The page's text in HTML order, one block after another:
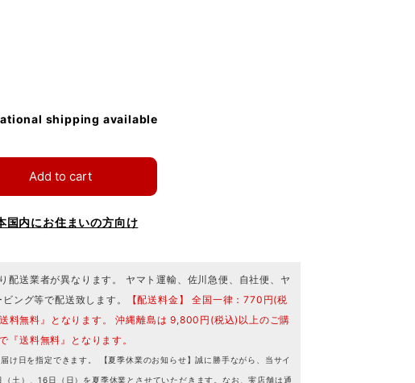
shipping available
Add to cart
国内にお住まいの方向け
配送業者が異なります。 ヤマト運輸、佐川急便、自社便、ヤ
ング等で配送致します。
【配送料金】 全国一律：770円(税
料無料』となります。 沖縄離島は 9,800円(税込)以上のご購
『送料無料』となります。
け日を指定できます。 【夏季休業のお知らせ】誠に勝手ながら、当サイ
土）、16日（日）を夏季休業とさせていただきます。なお、実店舗は通